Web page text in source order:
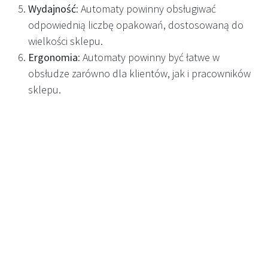
Wydajność: Automaty powinny obsługiwać
odpowiednią liczbę opakowań, dostosowaną do
wielkości sklepu.
Ergonomia: Automaty powinny być łatwe w
obsłudze zarówno dla klientów, jak i pracowników
sklepu.